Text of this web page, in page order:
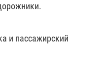
и пассажирский